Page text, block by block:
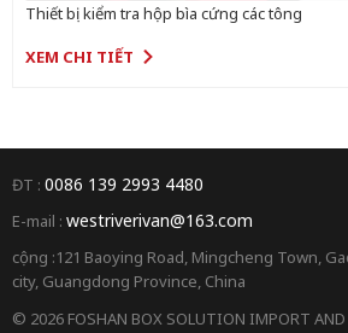
Thiết bị kiểm tra hộp bìa cứng các tông
XEM CHI TIẾT
ĐT : 0086 139 2993 4480
E-mail : westriverivan@163.com
cộng :121 Baoying Road, Mingcheng Town,
city, Guangdong Province, China
© 2026 FOSHAN BOX SOLUTION IMPORT AND